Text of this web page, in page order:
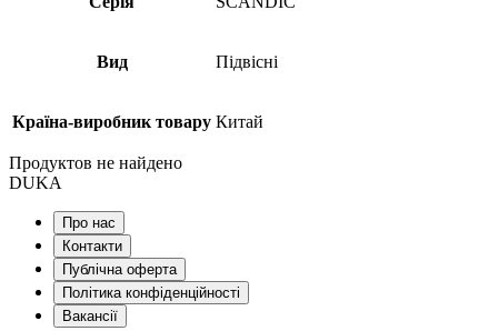
Вид Підвісні
Країна-виробник товару Китай
Продуктов не найдено
DUKA
Про нас
Контакти
Публічна оферта
Політика конфіденційності
Вакансії